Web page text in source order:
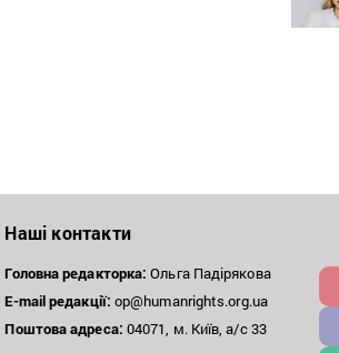
Наші контакти
Головна редакторка: Ольга Падірякова
E-mail редакції: op@humanrights.org.ua
Поштоваадреса: 04071, м. Київ, а/с 33